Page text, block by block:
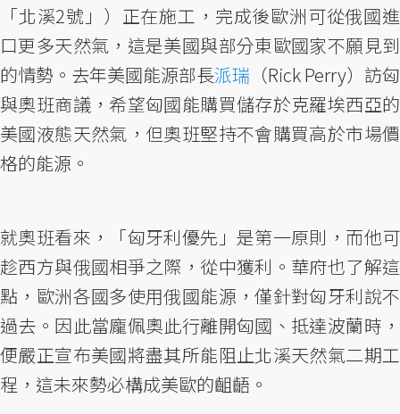
「北溪2號」）正在施工，完成後歐洲可從俄國進
口更多天然氣，這是美國與部分東歐國家不願見到
的情勢。去年美國能源部長派瑞 （Rick Perry）訪匈
與奧班商議，希望匈國能購買儲存於克羅埃西亞的
美國液態天然氣，但奧班堅持不會購買高於市場價
格的能源。
就奧班看來，「匈牙利優先」是第一原則，而他可
趁西方與俄國相爭之際，從中獲利。華府也了解這
點，歐洲各國多使用俄國能源，僅針對匈牙利說不
過去。因此當龐佩奧此行離開匈國、抵達波蘭時，
便嚴正宣布美國將盡其所能阻止北溪天然氣二期工
程，這未來勢必構成美歐的齟齬。